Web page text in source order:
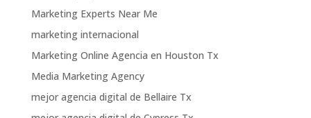
Marketing Experts Near Me
marketing internacional
Marketing Online Agencia en Houston Tx
Media Marketing Agency
mejor agencia digital de Bellaire Tx